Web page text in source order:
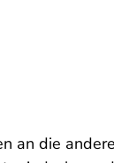
an die